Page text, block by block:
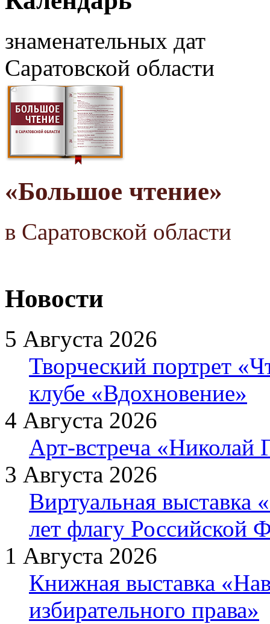
знаменательных дат
Саратовской области
«Большое чтение»
в Саратовской области
Новости
5 Августа 2026
Творческий портрет
клубе «Вдохновение»
4 Августа 2026
Арт-встреча «Николай
3 Августа 2026
Виртуальная выставка
лет флагу Российской
1 Августа 2026
Книжная выставка
избирательного права»